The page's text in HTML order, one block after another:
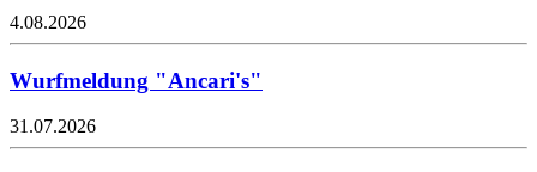
4.08.2026
Wurfmeldung "Ancari's"
31.07.2026